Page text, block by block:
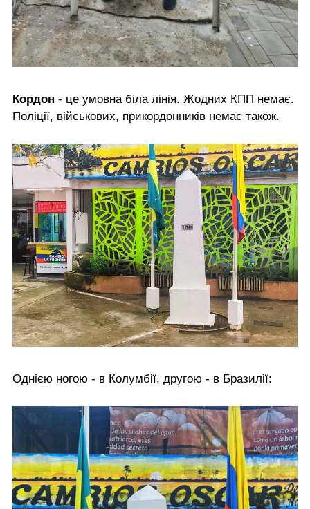
Кордон - це умовна біла лінія. Жодних КПП немає.
Поліції, військових, прикордонників немає також.
Однією ногою - в Колумбії, другою - в Бразилії: